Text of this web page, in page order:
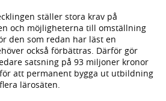
ställer stora krav på
och möjligheterna till omställning
den som redan har läst en
också förbättras. Därför gör
satsning på 93 miljoner kronor
att permanent bygga ut utbildning
lärosäten.